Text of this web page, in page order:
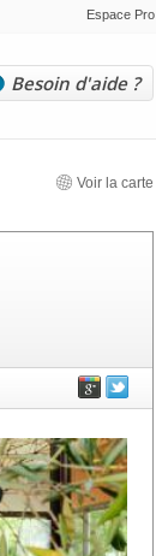
Espace Pro
Besoin d'aide ?
Voir la carte